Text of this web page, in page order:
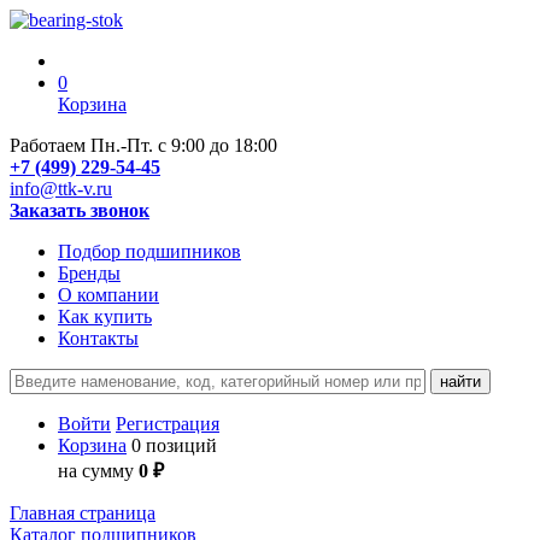
0
Корзина
Работаем Пн.-Пт. с 9:00 до 18:00
+7 (499) 229-54-45
info@ttk-v.ru
Заказать звонок
Подбор подшипников
Бренды
О компании
Как купить
Контакты
Войти Регистрация
Корзина 0 позиций
на сумму 0 ₽
Главная страница
Каталог подшипников